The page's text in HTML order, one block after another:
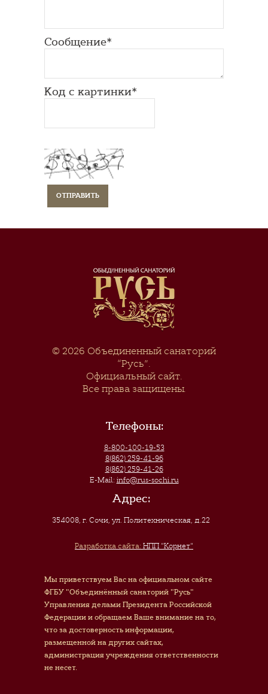
Сообщение*
Код с картинки*
© 2026 Объединенный санаторий
“Русь”.
Официальный сайт.
Все права защищены.
Телефоны:
8-800-100-19-53
8(862) 259-41-96
8(862) 259-41-26
E-Mail: info@rus-sochi.ru
Адрес:
354008, г. Сочи,ул. Политехническая, д.22
Разработка сайта: НПП "Корнет"
Мы приветствуем Вас на официальном сайте
ФГБУ "Объединённый санаторий "Русь"
Управления делами Президента Российской
Федерации и обращаем Ваше внимание на то,
что за достоверность информации,
размещенной на других сайтах,
администрация учреждения ответственности
не несет.